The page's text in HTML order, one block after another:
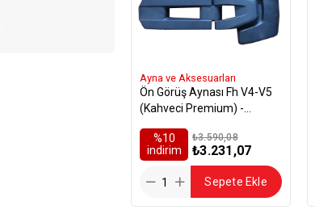
Ayna ve Aksesuarları
Ön Görüş Aynası Fh V4-V5
(Kahveci Premium) -
%10
i̇ndirim
₺3.231,07
₺3.590,08
Sepete Ekle